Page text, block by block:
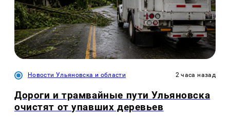
Новости Ульяновска и области 2 часа назад
Дороги и трамвайные пути Ульяновска
очистят от упавших деревьев